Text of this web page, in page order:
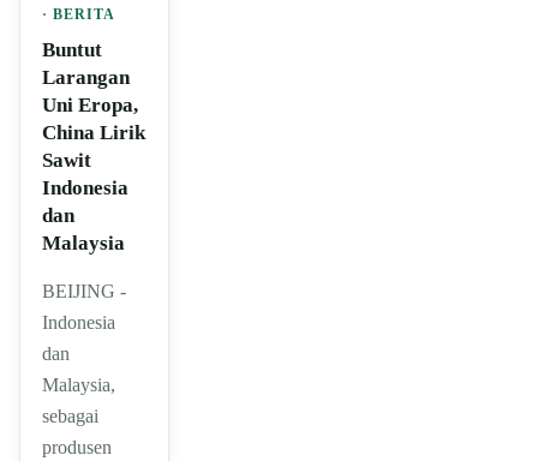
· BERITA
Buntut
Larangan
Uni Eropa,
China Lirik
Sawit
Indonesia
dan
Malaysia
BEIJING -
Indonesia
dan
Malaysia,
sebagai
produsen